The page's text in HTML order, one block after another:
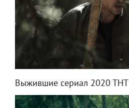
Выжившие сериал 2020 ТНТ